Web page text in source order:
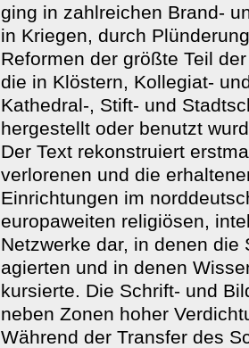
ging in zahlreichen Brand-
in Kriegen, durch
Reformen der größte Teil
die in Klöstern, Kollegiat-
Kathedral-, Stift- und
hergestellt oder benutzt
Der Text rekonstruiert
verlorenen und die
Einrichtungen im
europaweiten religiösen,
Netzwerke dar, in denen
agierten und in denen
kursierte. Die Schrift- und
neben Zonen hoher
Während der Transfer des